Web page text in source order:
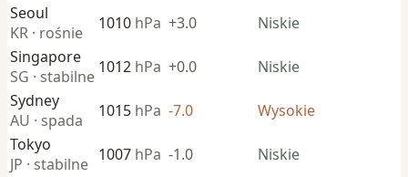
Seoul
KR · rośnie
1010 hPa +3.0
Niskie
Singapore
SG · stabilne 1012 hPa +0.0
Niskie
Sydney
AU · spada
1015 hPa -7.0
Wysokie
Tokyo
JP · stabilne 1007 hPa -1.0 Niskie